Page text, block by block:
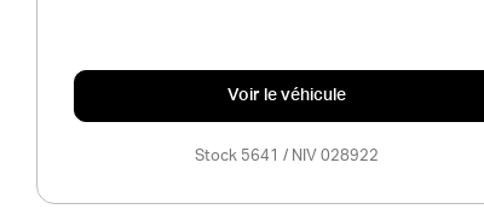
Voir le véhicule
Stock 5641 / NIV 028922